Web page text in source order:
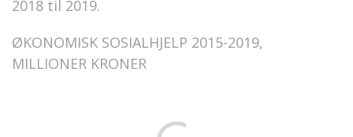
2018 til 2019.
ØKONOMISK SOSIALHJELP 2015-2019,
MILLIONER KRONER